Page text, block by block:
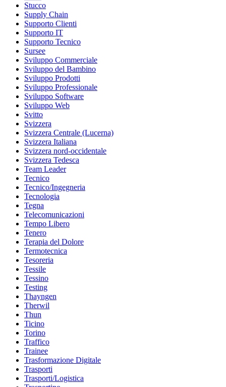
Stucco
Supply Chain
Supporto Clienti
Supporto IT
Supporto Tecnico
Sursee
Sviluppo Commerciale
Sviluppo del Bambino
Sviluppo Prodotti
Sviluppo Professionale
Sviluppo Software
Sviluppo Web
Svitto
Svizzera
Svizzera Centrale (Lucerna)
Svizzera Italiana
Svizzera nord-occidentale
Svizzera Tedesca
Team Leader
Tecnico
Tecnico/Ingegneria
Tecnologia
Tegna
Telecomunicazioni
Tempo Libero
Tenero
Terapia del Dolore
Termotecnica
Tesoreria
Tessile
Tessino
Testing
Thayngen
Therwil
Thun
Ticino
Torino
Traffico
Trainee
Trasformazione Digitale
Trasporti
Trasporti/Logistica